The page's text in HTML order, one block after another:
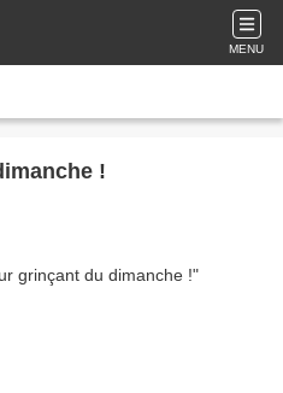
MENU
grinçant du dimanche !